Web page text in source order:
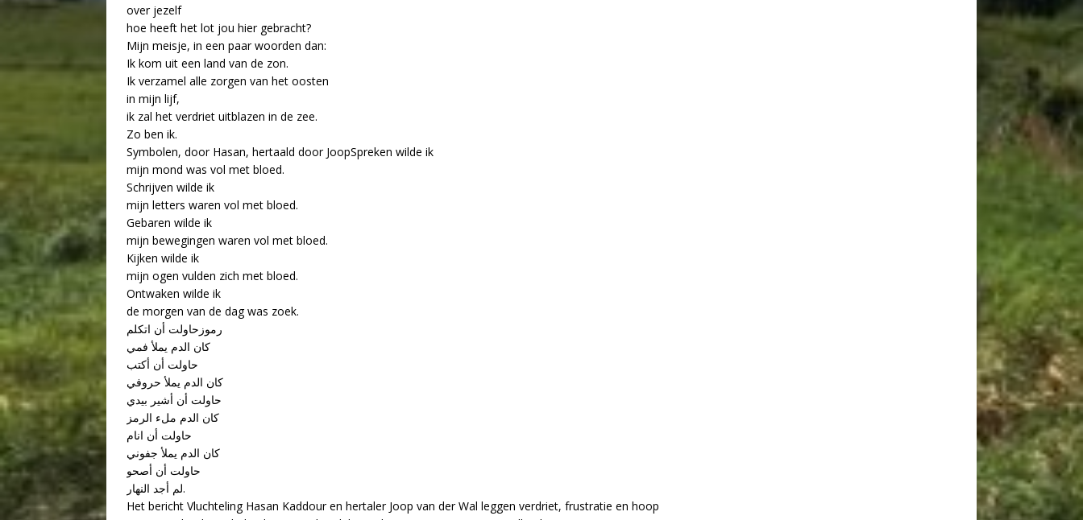
over jezelf
hoe heeft het lot jou hier gebracht?
Mijn meisje, in een paar woorden dan:
Ik kom uit een land van de zon.
Ik verzamel alle zorgen van het oosten
in mijn lijf,
ik zal het verdriet uitblazen in de zee.
Zo ben ik.
Symbolen, door Hasan, hertaald door JoopSpreken wilde ik
mijn mond was vol met bloed.
Schrijven wilde ik
mijn letters waren vol met bloed.
Gebaren wilde ik
mijn bewegingen waren vol met bloed.
Kijken wilde ik
mijn ogen vulden zich met bloed.
Ontwaken wilde ik
de morgen van de dag was zoek.
رموزحاولت أن اتكلم
كان الدم يملأ فمي
حاولت أن أكتب
كان الدم يملأ حروفي
حاولت أن أشير بيدي
كان الدم ملء الرمز
حاولت أن انام
كان الدم يملأ جفوني
حاولت أن أصحو
لم أجد النهار.
Het bericht Vluchteling Hasan Kaddour en hertaler Joop van der Wal leggen verdriet, frustratie en hoop